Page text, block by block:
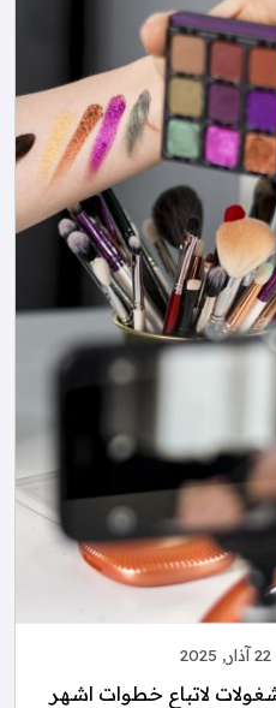
22 آذار, 2025
لاتباع خطوات اشهر